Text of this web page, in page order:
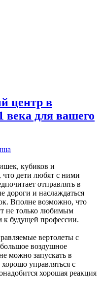
центр в
для вашего
кубиков и
что дети любят с ними
отправлять в
дороги и наслаждаться
Вполне возможно, что
не только любимым
будущей профессии.
вертолеты с
воздушное
можно запускать в
управляться с
хорошая реакция